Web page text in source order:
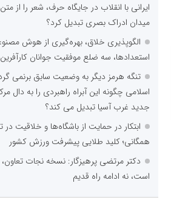
ایرانی با انقلاب در جایگاه حرف، شعر را از
میدان ادراک بصری تبدیل کرد؟
الگوپذیری خلاق، بهره‌گیری از هوش
استعدادها، سه ضلع موفقیت جوانان کارآفرین
تنگه هرمز دیگر به وضعیت سابق برنمی
اسلامی چگونه این آبراه راهبردی را به دال
جدید غرب آسیا تبدیل می کند؟
ابتکار در حمایت از باشگاه‌ها و خلاقیت
همگانی؛ کلید طلایی پیشرفت ورزش کشور
دکتر مرتضی پرهیزگار: نسخه نجات
است، نه ادامه راه قدیم